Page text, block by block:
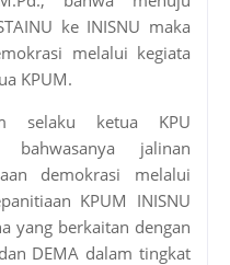
ke INISNU maka
melalui kegiata
KPUM.
selaku ketua KPU
bahwasanya jalinan
demokrasi melalui
KPUM INISNU
yang berkaitan dengan
DEMA dalam tingkat